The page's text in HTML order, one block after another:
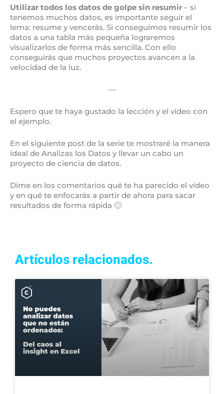
Utilizar todos los datos de golpe sin resumir – si
tenemos muchos datos, es importante seguir el
lema: resume y vencerás. Si conseguimos resumir los
datos a una tabla más pequeña lograremos
visualizarlos de forma más sencilla. Con ello
conseguirás que muchos proyectos avancen a la
velocidad de la luz.
—
Espero que te haya gustado la lección y el vídeo con
el ejemplo.
En el siguiente post de la serie te mostraré la manera
ideal de Analizas los Datos y llevar un cabo un
proyecto de ciencia de datos.
Dime en los comentarios qué te ha parecido el vídeo
y en qué te enfocarás a partir de ahora para sacar
resultados de forma rápida 🙂
Artículos relacionados.